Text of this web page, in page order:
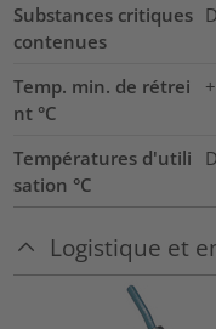
Substances critiques
contenues
Temp. min. de rétrei
nt °C
Températures d'utili
sation °C
Logistique et